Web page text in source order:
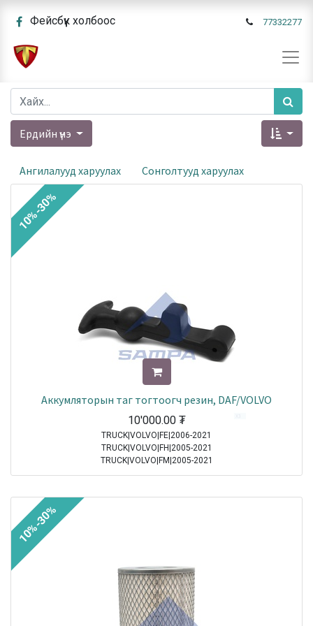
Фейсбүүк холбоос 77332277
Ердийн үнэ
Ангилалууд харуулах Сонголтууд харуулах
Аккумляторын таг тогтоогч резин, DAF/VOLVO
10'000.00₮
TRUCK|VOLVO|FE|2006-2021
TRUCK|VOLVO|FH|2005-2021
TRUCK|VOLVO|FM|2005-2021
TRUCK|DAF|95XF|1997-2002
TRUCK|DAF|75CF|1998-2000
TRUCK|DAF|CF85|2001-2013
TRUCK|DAF|XF95|2002-2006
TRUCK|MERCEDES|Atego 2|2004-2021
TRUCK|MERCEDES|Axor 2|2004-2021
10%-30%
10%-30%